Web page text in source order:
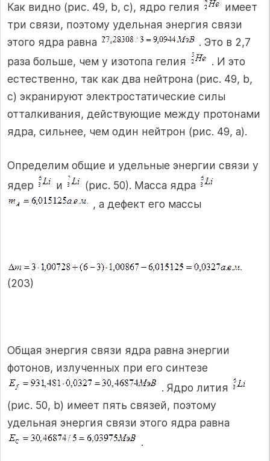
Как видно (рис. 49, b, с), ядро гелия
имеет
три связи, поэтому удельная энергия связи
этого ядра равна
. Это в 2,7
раза больше, чем у изотопа гелия
. И это
естественно, так как два нейтрона (рис. 49, b,
с) экранируют электростатические силы
отталкивания, действующие между протонами
ядра, сильнее, чем один нейтрон (рис. 49, а).
Определим общие и удельные энергии связи у
ядер
и
(рис. 50). Масса ядра
, а дефект его массы
(203)
Общая энергия связи ядра равна энергии
фотонов, излученных при его синтезе
. Ядро лития
(рис. 50, b) имеет пять связей, поэтому
удельная энергия связи этого ядра равна
.